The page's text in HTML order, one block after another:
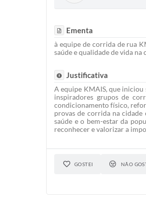
Ementa
à equipe de corrida de rua
saúde e qualidade de vida na
Justificativa
A equipe KMAIS, que iniciou
inspiradores grupos de
condicionamento físico,
provas de corrida na
saúde e o bem-estar da
reconhecer e valorizar a
GOSTEI NÃO